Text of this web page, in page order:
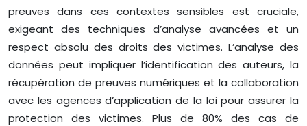
preuves dans ces contextes sensibles est cruciale,
exigeant des techniques d’analyse avancées et un
respect absolu des droits des victimes. L’analyse des
données peut impliquer l’identification des auteurs, la
récupération de preuves numériques et la collaboration
avec les agences d’application de la loi pour assurer la
protection des victimes. Plus de 80% des cas de